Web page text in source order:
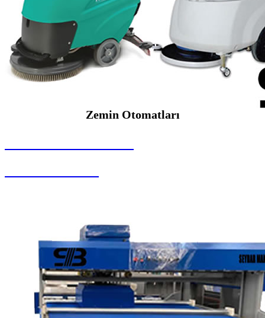
Zemin Otomatları